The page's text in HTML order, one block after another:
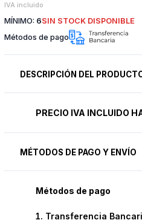
IVA incluido
MÍNIMO: 6SIN STOCK DISPONIBLE
Métodos de pago
DESCRIPCIÓN DEL
PRECIO IVA INCLUIDO
MÉTODOS DE PAGO Y ENVÍO
Métodos de pago
Transferencia